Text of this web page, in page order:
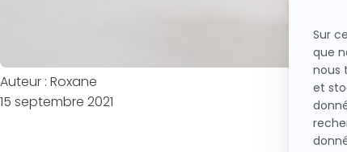
Auteur : Roxane
15 septembre 2021